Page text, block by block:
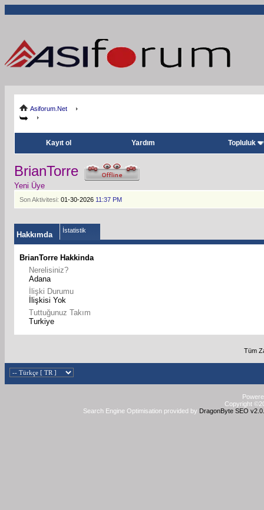
Asiforum.Net
Kayıt ol Yardım Topluluk
BrianTorre
Yeni Üye
Son Aktivitesi: 01-30-2026 11:37 PM
Hakkımda İstatistik
BrianTorre Hakkinda
Nerelisiniz?
Adana
İlişki Durumu
İlişkisi Yok
Tuttuğunuz Takım
Turkiye
Tüm
Copyright
Search Engine Optimisation provided by DragonByte SEO